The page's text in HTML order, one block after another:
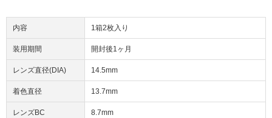
内容 1箱2枚入り
装用期間 開封後1ヶ月
レンズ直径(DIA) 14.5mm
着色直径 13.7mm
レンズBC 8.7mm